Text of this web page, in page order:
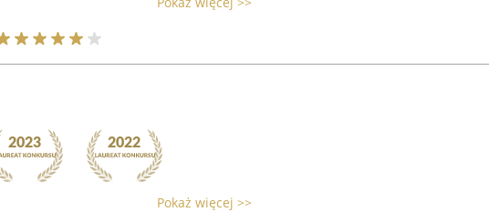
Pokaż więcej >>